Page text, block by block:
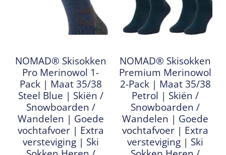
NOMAD® Skisokken
Pro Merinowol 1-
Pack | Maat 35/38
Steel Blue | Skiën /
Snowboarden /
Wandelen | Goede
vochtafvoer | Extra
versteviging | Ski
NOMAD® Skisokken
Premium Merinowol
2-Pack | Maat 35/38
Petrol | Skiën /
Snowboarden /
Wandelen | Goede
vochtafvoer | Extra
versteviging | Ski